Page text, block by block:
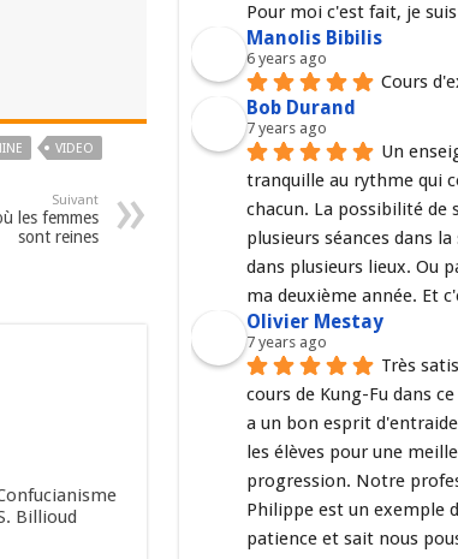
VIDEO
Suivant
les femmes
sont reines
Billioud
Pour moi c'est fait, je
Manolis Bibilis
6 years ago
Cours
Bob Durand
7 years ago
Un
tranquille au rythme qui
chacun. La possibilité de
plusieurs séances dans
dans plusieurs lieux. Ou
ma deuxième année. Et
Olivier Mestay
7 years ago
Très
cours de Kung-Fu dans
a un bon esprit
les élèves pour une
progression. Notre
Philippe est un exemple
patience et sait nous